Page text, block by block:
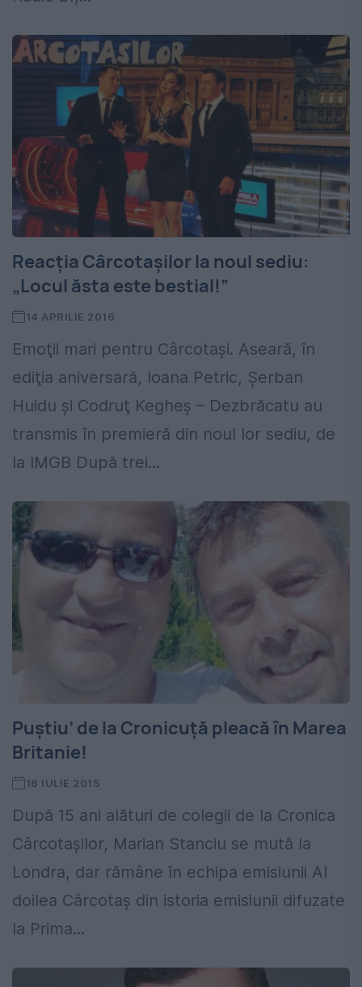
Reacţia Cârcotaşilor la noul sediu:
„Locul ăsta este bestial!”
14 APRILIE 2016
Emoţii mari pentru Cârcotaşi. Aseară, în
ediţia aniversară, Ioana Petric, Şerban
Huidu şi Codruţ Kegheş – Dezbrăcatu au
transmis în premieră din noul lor sediu, de
la IMGB După trei...
Puștiu’ de la Cronicuță pleacă în Marea
Britanie!
16 IULIE 2015
După 15 ani alături de colegii de la Cronica
Cârcotașilor, Marian Stanciu se mută la
Londra, dar rămâne în echipa emisiunii Al
doilea Cârcotaş din istoria emisiunii difuzate
la Prima...